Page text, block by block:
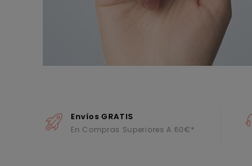
Envíos GRATIS
En Compras Superiores A 60€*